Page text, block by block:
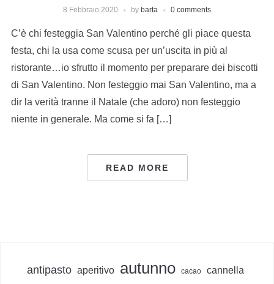
8 Febbraio 2020 by barta 0 comments
C’è chi festeggia San Valentino perché gli piace questa
festa, chi la usa come scusa per un’uscita in più al
ristorante…io sfrutto il momento per preparare dei biscotti
di San Valentino. Non festeggio mai San Valentino, ma a
dir la verità tranne il Natale (che adoro) non festeggio
niente in generale. Ma come si fa […]
READ MORE
antipasto aperitivo autunno cacao cannella